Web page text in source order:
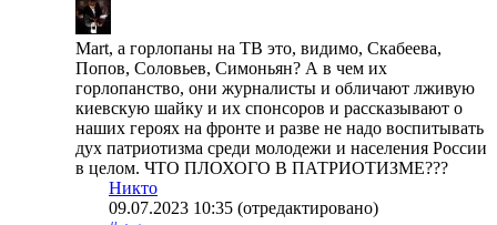
Mart, а горлопаны на ТВ это, видимо, Скабеева,
Попов, Соловьев, Симоньян? А в чем их
горлопанство, они журналисты и обличают лживую
киевскую шайку и их спонсоров и рассказывают о
наших героях на фронте и разве не надо воспитывать
дух патриотизма среди молодежи и населения России
в целом. ЧТО ПЛОХОГО В ПАТРИОТИЗМЕ???
Никто
09.07.2023 10:35 (отредактировано)